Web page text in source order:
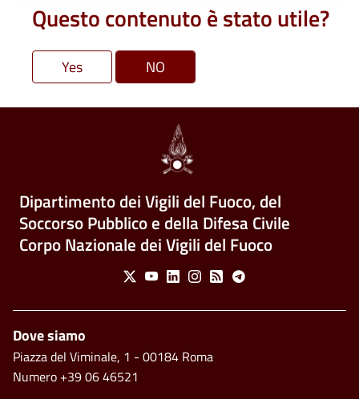
Questo contenuto è stato utile?
Dipartimento dei Vigili del Fuoco, del
Soccorso Pubblico e della Difesa Civile
Corpo Nazionale dei Vigili del Fuoco
Social Menu
X YoutubeLinkedinInstagram
Feed Telegram
Piè di pagina
Dove siamo
Piazza del Viminale, 1 - 00184 Roma
Numero +39 06 46521